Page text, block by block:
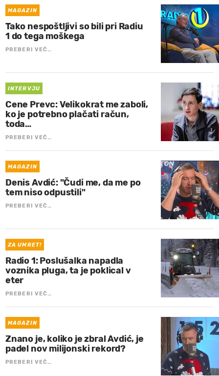
MAGAZIN
Tako nespoštljivi so bili pri Radiu
1 do tega moškega
PREBERI VEČ…
INTERVJU
Cene Prevc: Velikokrat me zaboli,
ko je potrebno plačati račun,
toda…
PREBERI VEČ…
MAGAZIN
Denis Avdić: "Čudi me, da me po
tem niso odpustili"
PREBERI VEČ…
ZA UMRET!
Radio 1: Poslušalka napadla
voznika pluga, ta je poklical v
eter
PREBERI VEČ…
MAGAZIN
Znano je, koliko je zbral Avdić, je
padel nov milijonski rekord?
PREBERI VEČ…